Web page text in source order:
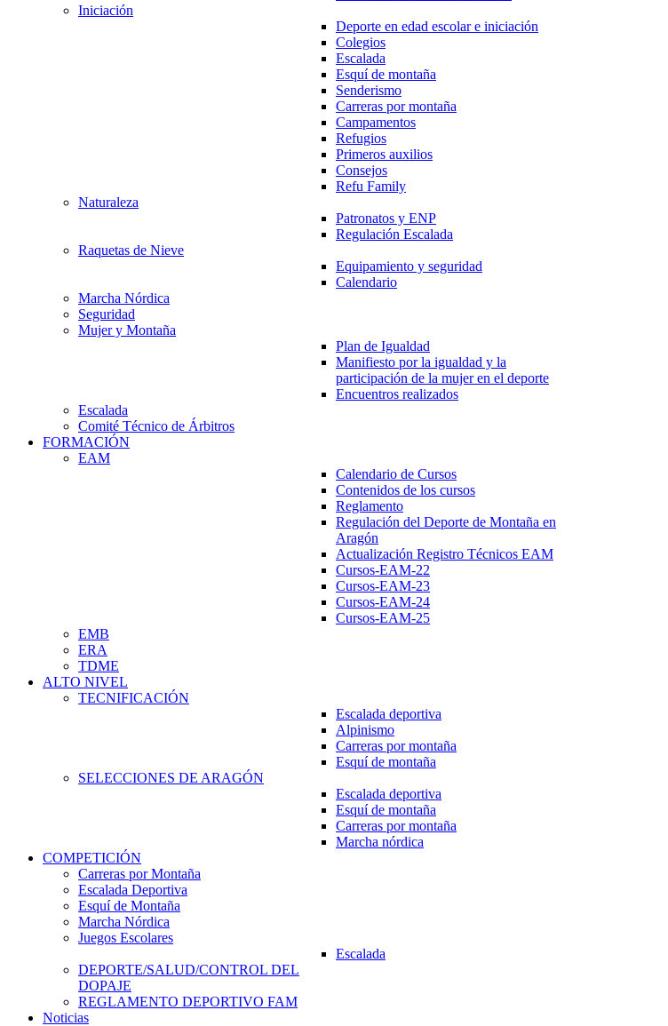
Iniciación
Deporte en edad escolar e iniciación
Colegios
Escalada
Esquí de montaña
Senderismo
Carreras por montaña
Campamentos
Refugios
Primeros auxilios
Consejos
Refu Family
Naturaleza
Patronatos y ENP
Regulación Escalada
Raquetas de Nieve
Equipamiento y seguridad
Calendario
Marcha Nórdica
Seguridad
Mujer y Montaña
Plan de Igualdad
Manifiesto por la igualdad y la
participación de la mujer en el deporte
Encuentros realizados
Escalada
Comité Técnico de Árbitros
FORMACIÓN
EAM
Calendario de Cursos
Contenidos de los cursos
Reglamento
Regulación del Deporte de Montaña en
Aragón
Actualización Registro Técnicos EAM
Cursos-EAM-22
Cursos-EAM-23
Cursos-EAM-24
Cursos-EAM-25
EMB
ERA
TDME
ALTO NIVEL
TECNIFICACIÓN
Escalada deportiva
Alpinismo
Carreras por montaña
Esquí de montaña
SELECCIONES DE ARAGÓN
Escalada deportiva
Esquí de montaña
Carreras por montaña
Marcha nórdica
COMPETICIÓN
Carreras por Montaña
Escalada Deportiva
Esquí de Montaña
Marcha Nórdica
Juegos Escolares
Escalada
DEPORTE/SALUD/CONTROL DEL
DOPAJE
REGLAMENTO DEPORTIVO FAM
Noticias